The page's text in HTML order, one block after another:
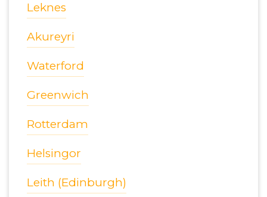
Leknes
Akureyri
Waterford
Greenwich
Rotterdam
Helsingor
Leith (Edinburgh)